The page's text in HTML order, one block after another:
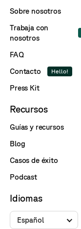
Sobre nosotros
Trabaja con
nosotros
FAQ
Contacto
Hello!
Press Kit
Recursos
Guías y recursos
Blog
Casos de éxito
Podcast
Idiomas
Español